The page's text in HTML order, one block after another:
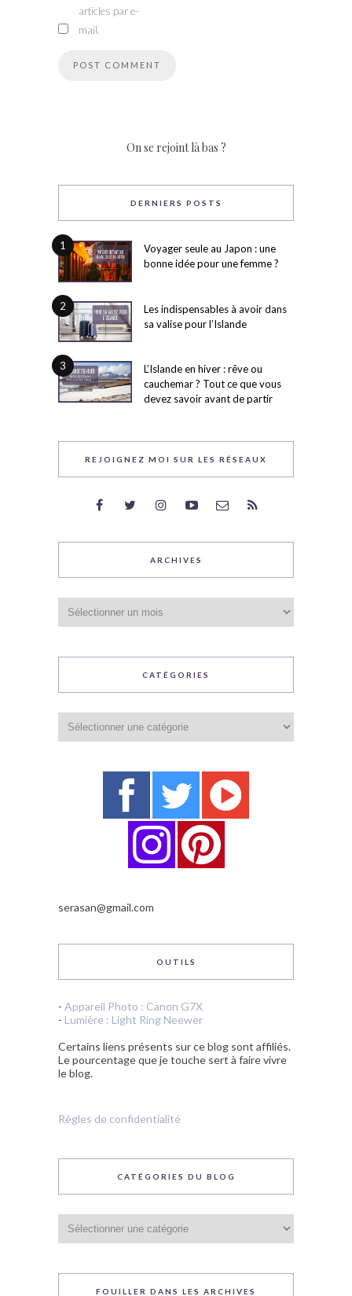
articles par e-
mail.
On se rejoint là bas ?
DERNIERS POSTS
1
Voyager seule au Japon : une
bonne idée pour une femme ?
2
Les indispensables à avoir dans
sa valise pour l’Islande
3
L’Islande en hiver : rêve ou
cauchemar ? Tout ce que vous
devez savoir avant de partir
REJOIGNEZ MOI SUR LES RÉSEAUX
ARCHIVES
CATÉGORIES
serasan@gmail.com
OUTILS
- Appareil Photo : Canon G7X
- Lumière : Light Ring Neewer
Certains liens présents sur ce blog sont affiliés.
Le pourcentage que je touche sert à faire vivre
le blog.
Règles de confidentialité
CATÉGORIES DU BLOG
du
blog
FOUILLER DANS LES ARCHIVES